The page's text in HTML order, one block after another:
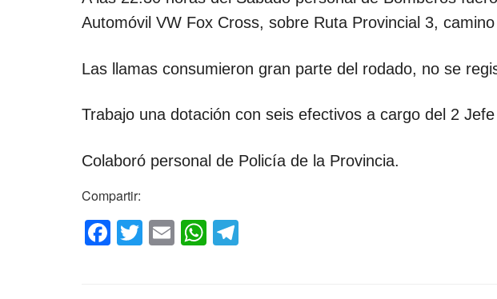
Automóvil VW Fox Cross, sobre Ruta Provincial 3,
Las llamas consumieron gran parte del rodado, no se
Trabajo una dotación con seis efectivos a cargo del 2
Colaboró personal de Policía de la Provincia.
Compartir:
F
a
T
wi
E
m
W
h